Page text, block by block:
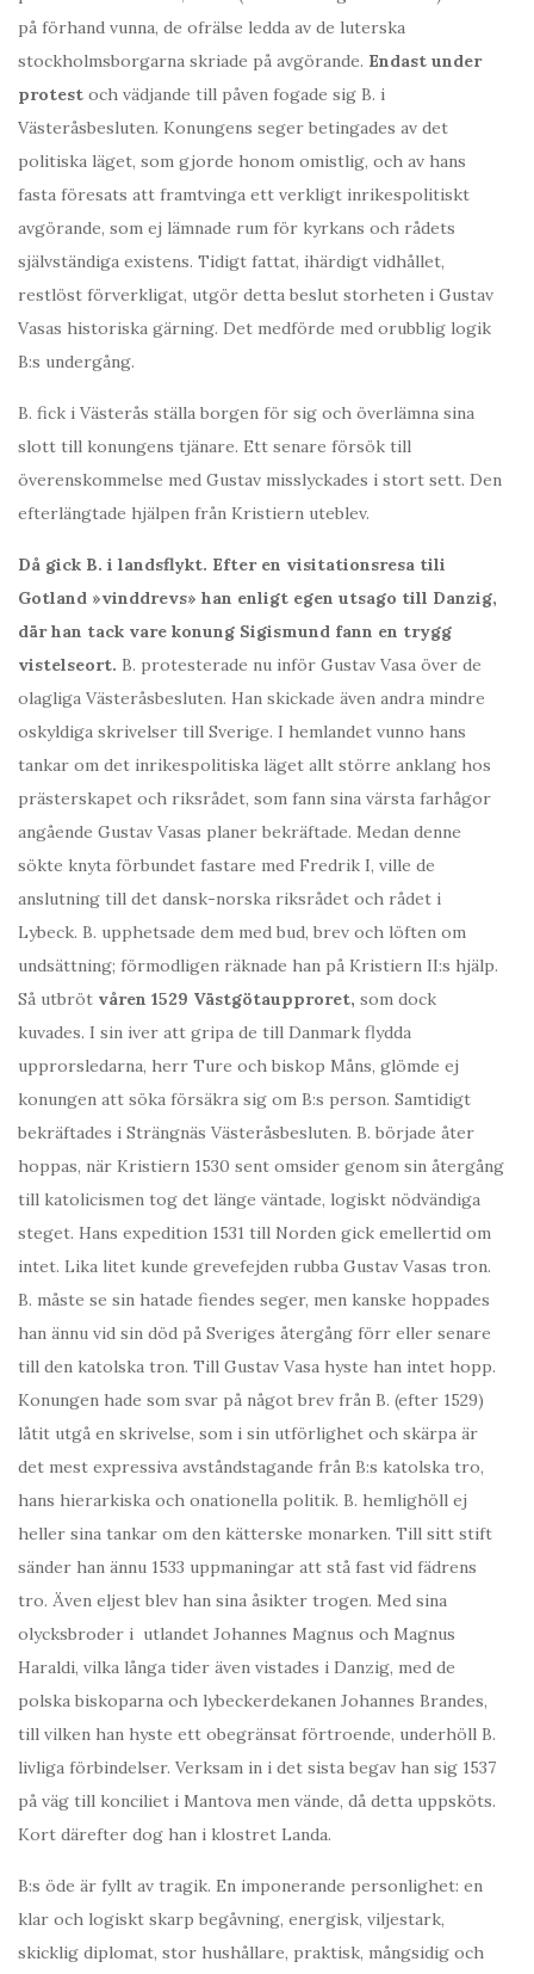
på förhand vunna, de ofrälse ledda av de luterska
stockholmsborgarna skriade på avgörande. Endast under
protest och vädjande till påven fogade sig B. i
Västeråsbesluten. Konungens seger betingades av det
politiska läget, som gjorde honom omistlig, och av hans
fasta föresats att framtvinga ett verkligt inrikespolitiskt
avgörande, som ej lämnade rum för kyrkans och rådets
självständiga existens. Tidigt fattat, ihärdigt vidhållet,
restlöst förverkligat, utgör detta beslut storheten i Gustav
Vasas historiska gärning. Det medförde med orubblig logik
B:s undergång.
B. fick i Västerås ställa borgen för sig och överlämna sina
slott till konungens tjänare. Ett senare försök till
överenskommelse med Gustav misslyckades i stort sett. Den
efterlängtade hjälpen från Kristiern uteblev.
Då gick B. i landsflykt. Efter en visitationsresa tili
Gotland »vinddrevs» han enligt egen utsago till Danzig,
där han tack vare konung Sigismund fann en trygg
vistelseort. B. protesterade nu inför Gustav Vasa över de
olagliga Västeråsbesluten. Han skickade även andra mindre
oskyldiga skrivelser till Sverige. I hemlandet vunno hans
tankar om det inrikespolitiska läget allt större anklang hos
prästerskapet och riksrådet, som fann sina värsta farhågor
angående Gustav Vasas planer bekräftade. Medan denne
sökte knyta förbundet fastare med Fredrik I, ville de
anslutning till det dansk-norska riksrådet och rådet i
Lybeck. B. upphetsade dem med bud, brev och löften om
undsättning; förmodligen räknade han på Kristiern II:s hjälp.
Så utbröt våren 1529 Västgötaupproret, som dock
kuvades. I sin iver att gripa de till Danmark flydda
upprorsledarna, herr Ture och biskop Måns, glömde ej
konungen att söka försäkra sig om B:s person. Samtidigt
bekräftades i Strängnäs Västeråsbesluten. B. började åter
hoppas, när Kristiern 1530 sent omsider genom sin återgång
till katolicismen tog det länge väntade, logiskt nödvändiga
steget. Hans expedition 1531 till Norden gick emellertid om
intet. Lika litet kunde grevefejden rubba Gustav Vasas tron.
B. måste se sin hatade fiendes seger, men kanske hoppades
han ännu vid sin död på Sveriges återgång förr eller senare
till den katolska tron. Till Gustav Vasa hyste han intet hopp.
Konungen hade som svar på något brev från B. (efter 1529)
låtit utgå en skrivelse, som i sin utförlighet och skärpa är
det mest expressiva avståndstagande från B:s katolska tro,
hans hierarkiska och onationella politik. B. hemlighöll ej
heller sina tankar om den kätterske monarken. Till sitt stift
sänder han ännu 1533 uppmaningar att stå fast vid fädrens
tro. Även eljest blev han sina åsikter trogen. Med sina
olycksbroder i utlandet Johannes Magnus och Magnus
Haraldi, vilka långa tider även vistades i Danzig, med de
polska biskoparna och lybeckerdekanen Johannes Brandes,
till vilken han hyste ett obegränsat förtroende, underhöll B.
livliga förbindelser. Verksam in i det sista begav han sig 1537
på väg till konciliet i Mantova men vände, då detta uppsköts.
Kort därefter dog han i klostret Landa.
B:s öde är fyllt av tragik. En imponerande personlighet: en
klar och logiskt skarp begåvning, energisk, viljestark,
skicklig diplomat, stor hushållare, praktisk, mångsidig och